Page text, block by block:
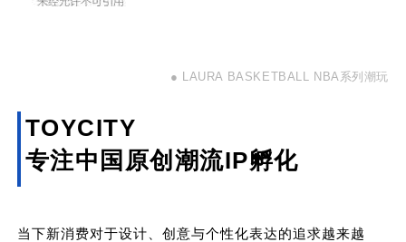
● LAURA BASKETBALL NBA系列潮玩
TOYCITY
专注中国原创潮流IP孵化
当下新消费对于设计、创意与个性化表达的追求越来越